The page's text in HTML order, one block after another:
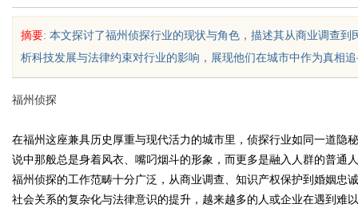
摘要: 本文探讨了福州侦探行业的现状与角色，描述其从商业调查
析科技发展与法律约束对行业的影响，展现他们在城市中作为真相
福州侦探
在福州这座兼具历史厚重与现代活力的城市里，侦探行业如同一道隐
说中那般总是身着风衣、嘴叼烟斗的形象，而更多是融入人群的普通
福州侦探的工作范畴十分广泛，从商业调查、知识产权保护到婚姻忠
社会关系的复杂化与法律意识的提升，越来越多的人或企业在遇到难
配眼镜
发体系全解析